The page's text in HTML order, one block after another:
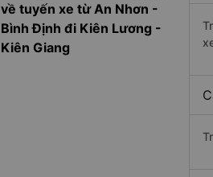
về tuyến xe từ An Nhơn -
Bình Định đi Kiên Lương -
Kiên Giang